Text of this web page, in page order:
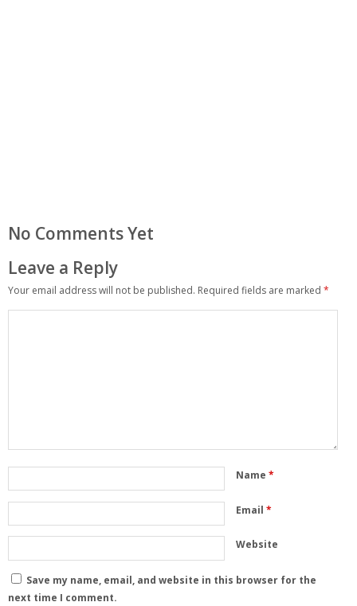
No Comments Yet
Leave a Reply
Your email address will not be published. Required fields are marked *
Name *
Email *
Website
Save my name, email, and website in this browser for the
next time I comment.